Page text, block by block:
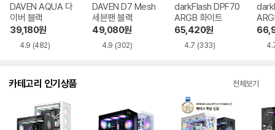
DAVEN AQUA 다
이버 블랙
39,180원
4.9 (482)
DAVEN D7 Mesh
세븐팬 블랙
49,080원
4.9 (302)
darkFlash DPF70
ARGB 화이트
65,420원
4.7 (333)
이트
카테고리 인기상품 전체보기